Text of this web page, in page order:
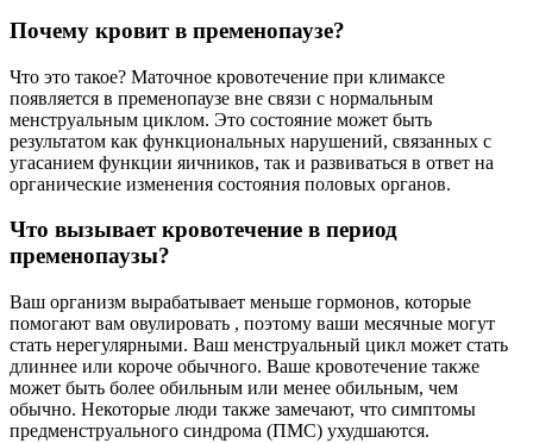
Почему кровит в пременопаузе?
Что это такое? Маточное кровотечение при климаксе
появляется в пременопаузе вне связи с нормальным
менструальным циклом. Это состояние может быть
результатом как функциональных нарушений, связанных с
угасанием функции яичников, так и развиваться в ответ на
органические изменения состояния половых органов.
Что вызывает кровотечение в период
пременопаузы?
Ваш организм вырабатывает меньше гормонов, которые
помогают вам овулировать , поэтому ваши месячные могут
стать нерегулярными. Ваш менструальный цикл может стать
длиннее или короче обычного. Ваше кровотечение также
может быть более обильным или менее обильным, чем
обычно. Некоторые люди также замечают, что симптомы
предменструального синдрома (ПМС) ухудшаются.